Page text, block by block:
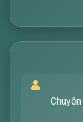
tìm kiếm các
khóa mà